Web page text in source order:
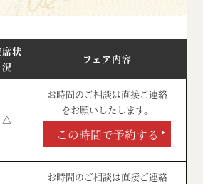
状
況
フェア内容
△
お時間のご相談は直接ご連絡
をお願いしたします。
この時間で予約する
お時間のご相談は直接ご連絡